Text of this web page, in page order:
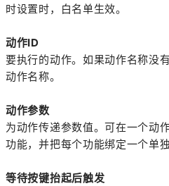
时设置时，白名单生效。
动作ID
要执行的动作。如果动作名称没
动作名称。
动作参数
为动作传递参数值。可在一个动
功能，并把每个功能绑定一个单
等待按键抬起后触发